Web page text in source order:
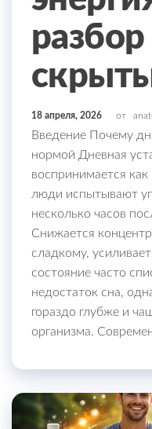
18 апреля, 2026 от
Введение Почему
нормой Дневная
воспринимается
люди испытывают
несколько часов
Снижается
сладкому,
состояние часто
недостаток сна,
гораздо глубже и
организма.